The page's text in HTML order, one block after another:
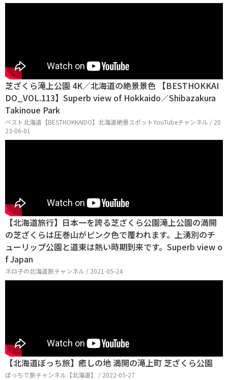
芝ざくら滝上公園 4K／北海道の絶景景色 【BESTHOKKAI
DO_VOL.113】Superb view of Hokkaido／Shibazakura
Takinoue Park
ベスト北海道【BESTHOKKAIDO】北海道絶景スポットYouTubeチャンネル / 20
23-06-01
【北海道旅行】日本一を誇る芝ざくら公園滝上公園の満開
の芝ざくらは圧巻山がピンク色で覆われます。上湧別のチ
ューリップ公園と道東は熱い時期到来です。Superb view o
f Japan
ネロ子の北海道旅チャンネル / 2021-05-24
【北海道ぼっち旅】癒しの地 満開の滝上町 芝ざくら公園
ぼっちで旅チャンネル【北海道】 / 2022-05-27